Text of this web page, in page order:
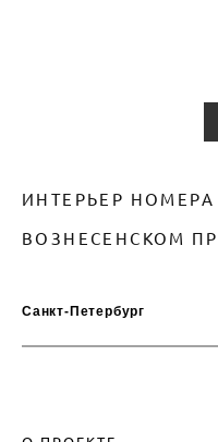
ИНТЕРЬЕР
ВОЗНЕСЕНСКОМ
Санкт-Петербург